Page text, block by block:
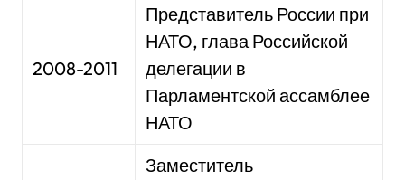
2008-2011
Представитель России при
НАТО, глава Российской
делегации в
Парламентской ассамблее
НАТО
Заместитель